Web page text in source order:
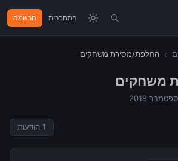
התחברות הרשמה
› החלפת/מסירת משחקים
משחקים
1 הודעות